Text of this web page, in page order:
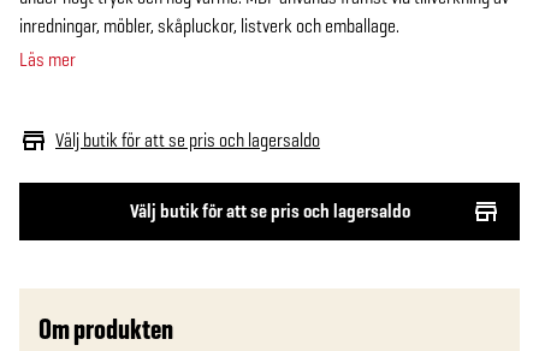
Välj butik för att se pris och lagersaldo
Välj butik för att se pris och lagersaldo
inredningar, möbler, skåpluckor, listverk och emballage.
Läs mer
Om produkten